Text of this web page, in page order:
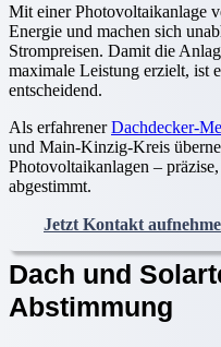
Mit einer Photovoltaikanlage
Energie und machen sich
Strompreisen. Damit die
maximale Leistung erzielt, ist
entscheidend.
Als erfahrenerDachdecker-
und Main-Kinzig-Kreis
Photovoltaikanlagen –
abgestimmt.
Jetzt Kontakt
Dach und
Abstimmung